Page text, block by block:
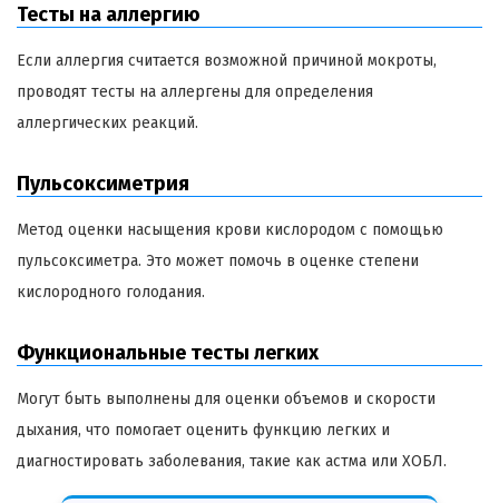
Тесты на аллергию
Если аллергия считается возможной причиной мокроты,
проводят тесты на аллергены для определения
аллергических реакций.
Пульсоксиметрия
Метод оценки насыщения крови кислородом с помощью
пульсоксиметра. Это может помочь в оценке степени
кислородного голодания.
Функциональные тесты легких
Могут быть выполнены для оценки объемов и скорости
дыхания, что помогает оценить функцию легких и
диагностировать заболевания, такие как астма или ХОБЛ.